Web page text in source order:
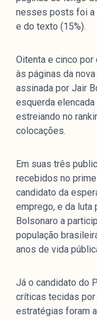
nesses posts foi a
e do texto (15%).
Oitenta e cinco
às páginas da
assinada por Jair
esquerda elencada
estreiando no
colocações.
Em suas três
recebidos no
candidato da
emprego, e da luta
Bolsonaro a
população
anos de vida
Já o candidato do
críticas tecidas por
estratégias foram